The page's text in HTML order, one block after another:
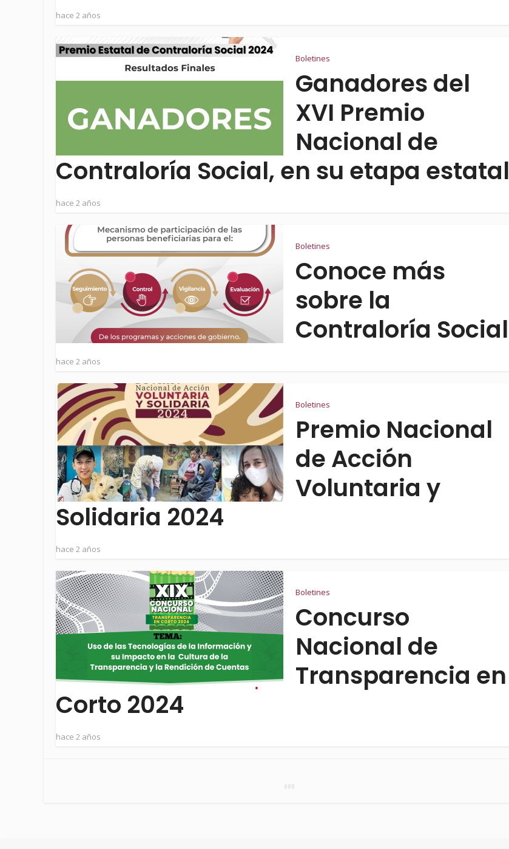
hace 2 años
Boletines
Ganadores del
XVI Premio
Nacional de
Contraloría Social, en su etapa estatal
hace 2 años
Boletines
Conoce más
sobre la
Contraloría Social
hace 2 años
Boletines
Premio Nacional
de Acción
Voluntaria y
Solidaria 2024
hace 2 años
Boletines
Concurso
Nacional de
Transparencia en
Corto 2024
hace 2 años